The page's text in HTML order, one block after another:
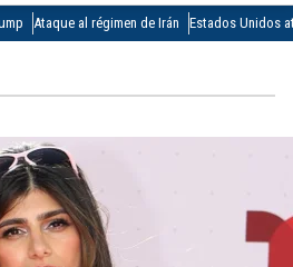
Ataque al régimen de Irán Estados Unidos